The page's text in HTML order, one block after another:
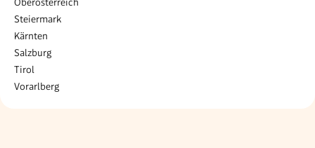
Steiermark
Kärnten
Salzburg
Tirol
Vorarlberg